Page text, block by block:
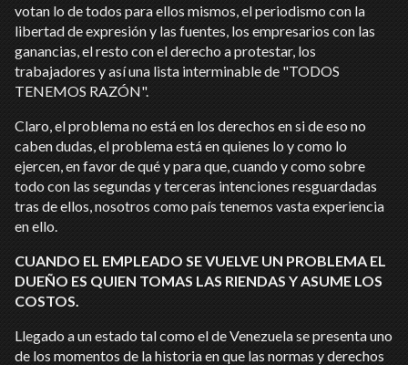
votan lo de todos para ellos mismos, el periodismo con la
libertad de expresión y las fuentes, los empresarios con las
ganancias, el resto con el derecho a protestar, los
trabajadores y así una lista interminable de "TODOS
TENEMOS RAZÓN".
Claro, el problema no está en los derechos en si de eso no
caben dudas, el problema está en quienes lo y como lo
ejercen, en favor de qué y para que, cuando y como sobre
todo con las segundas y terceras intenciones resguardadas
tras de ellos, nosotros como país tenemos vasta experiencia
en ello.
CUANDO EL EMPLEADO SE VUELVE UN PROBLEMA EL
DUEÑO ES QUIEN TOMAS LAS RIENDAS Y ASUME LOS
COSTOS.
Llegado a un estado tal como el de Venezuela se presenta uno
de los momentos de la historia en que las normas y derechos